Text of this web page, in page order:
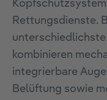
Rettungsdienste.
kombinieren
integrierbare
Belüftung sowie